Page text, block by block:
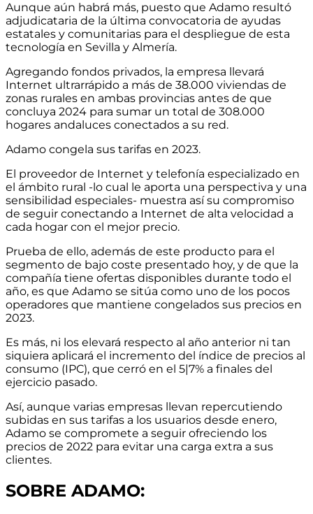
Aunque aún habrá más, puesto que Adamo resultó
adjudicataria de la última convocatoria de ayudas
estatales y comunitarias para el despliegue de esta
tecnología en Sevilla y Almería.
Agregando fondos privados, la empresa llevará
Internet ultrarrápido a más de 38.000 viviendas de
zonas rurales en ambas provincias antes de que
concluya 2024 para sumar un total de 308.000
hogares andaluces conectados a su red.
Adamo congela sus tarifas en 2023.
El proveedor de Internet y telefonía especializado en
el ámbito rural -lo cual le aporta una perspectiva y una
sensibilidad especiales- muestra así su compromiso
de seguir conectando a Internet de alta velocidad a
cada hogar con el mejor precio.
Prueba de ello, además de este producto para el
segmento de bajo coste presentado hoy, y de que la
compañía tiene ofertas disponibles durante todo el
año, es que Adamo se sitúa como uno de los pocos
operadores que mantiene congelados sus precios en
2023.
Es más, ni los elevará respecto al año anterior ni tan
siquiera aplicará el incremento del índice de precios al
consumo (IPC), que cerró en el 5|7% a finales del
ejercicio pasado.
Así, aunque varias empresas llevan repercutiendo
subidas en sus tarifas a los usuarios desde enero,
Adamo se compromete a seguir ofreciendo los
precios de 2022 para evitar una carga extra a sus
clientes.
SOBRE ADAMO: